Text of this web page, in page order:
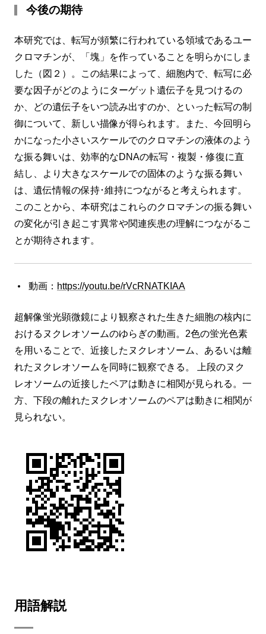
今後の期待
本研究では、転写が頻繁に行われている領域であるユー
クロマチンが、「塊」を作っていることを明らかにしま
した（図２）。この結果によって、細胞内で、転写に必
要な因子がどのようにターゲット遺伝子を見つけるの
か、どの遺伝子をいつ読み出すのか、といった転写の制
御について、新しい描像が得られます。また、今回明ら
かになった小さいスケールでのクロマチンの液体のよう
な振る舞いは、効率的なDNAの転写・複製・修復に直
結し、より大きなスケールでの固体のような振る舞い
は、遺伝情報の保持･維持につながると考えられます。
このことから、本研究はこれらのクロマチンの振る舞い
の変化が引き起こす異常や関連疾患の理解につながるこ
とが期待されます。
動画： https://youtu.be/rVcRNATKIAA
超解像蛍光顕微鏡により観察された生きた細胞の核内に
おけるヌクレオソームのゆらぎの動画。2色の蛍光色素
を用いることで、近接したヌクレオソーム、あるいは離
れたヌクレオソームを同時に観察できる。 上段のヌク
レオソームの近接したペアは動きに相関が見られる。一
方、下段の離れたヌクレオソームのペアは動きに相関が
見られない。
用語解説